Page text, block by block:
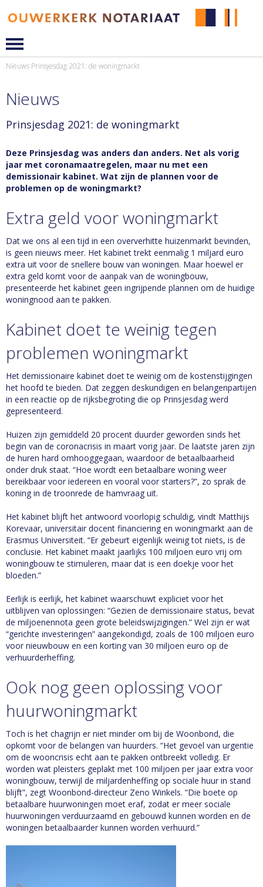
Nieuws Prinsjesdag 2021: de woningmarkt
Nieuws
Prinsjesdag 2021: de woningmarkt
Deze Prinsjesdag was anders dan anders. Net als vorig
jaar met coronamaatregelen, maar nu met een
demissionair kabinet. Wat zijn de plannen voor de
problemen op de woningmarkt?
Extra geld voor woningmarkt
Dat we ons al een tijd in een oververhitte huizenmarkt bevinden,
is geen nieuws meer. Het kabinet trekt eenmalig 1 miljard euro
extra uit voor de snellere bouw van woningen. Maar hoewel er
extra geld komt voor de aanpak van de woningbouw,
presenteerde het kabinet geen ingrijpende plannen om de huidige
woningnood aan te pakken.
Kabinet doet te weinig tegen
problemen woningmarkt
Het demissionaire kabinet doet te weinig om de kostenstijgingen
het hoofd te bieden. Dat zeggen deskundigen en belangenpartijen
in een reactie op de rijksbegroting die op Prinsjesdag werd
gepresenteerd.
Huizen zijn gemiddeld 20 procent duurder geworden sinds het
begin van de coronacrisis in maart vorig jaar. De laatste jaren zijn
de huren hard omhooggegaan, waardoor de betaalbaarheid
onder druk staat. “Hoe wordt een betaalbare woning weer
bereikbaar voor iedereen en vooral voor starters?”, zo sprak de
koning in de troonrede de hamvraag uit.
Het kabinet blijft het antwoord voorlopig schuldig, vindt Matthijs
Korevaar, universitair docent financiering en woningmarkt aan de
Erasmus Universiteit. “Er gebeurt eigenlijk weinig tot niets, is de
conclusie. Het kabinet maakt jaarlijks 100 miljoen euro vrij om
woningbouw te stimuleren, maar dat is een doekje voor het
bloeden.”
Eerlijk is eerlijk, het kabinet waarschuwt expliciet voor het
uitblijven van oplossingen: “Gezien de demissionaire status, bevat
de miljoenennota geen grote beleidswijzigingen.” Wel zijn er wat
“gerichte investeringen” aangekondigd, zoals de 100 miljoen euro
voor nieuwbouw en een korting van 30 miljoen euro op de
verhuurderheffing.
Ook nog geen oplossing voor
huurwoningmarkt
Toch is het chagrijn er niet minder om bij de Woonbond, die
opkomt voor de belangen van huurders. “Het gevoel van urgentie
om de wooncrisis echt aan te pakken ontbreekt volledig. Er
worden wat pleisters geplakt met 100 miljoen per jaar extra voor
woningbouw, terwijl de miljardenheffing op sociale huur in stand
blijft”, zegt Woonbond-directeur Zeno Winkels. “Die boete op
betaalbare huurwoningen moet eraf, zodat er meer sociale
huurwoningen verduurzaamd en gebouwd kunnen worden en de
woningen betaalbaarder kunnen worden verhuurd.”